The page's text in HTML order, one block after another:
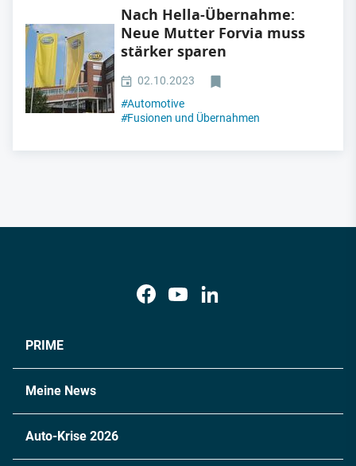
Nach Hella-Übernahme:
Neue Mutter Forvia muss
stärker sparen
02.10.2023
#Automotive
#Fusionen und Übernahmen
PRIME
Meine News
Auto-Krise 2026